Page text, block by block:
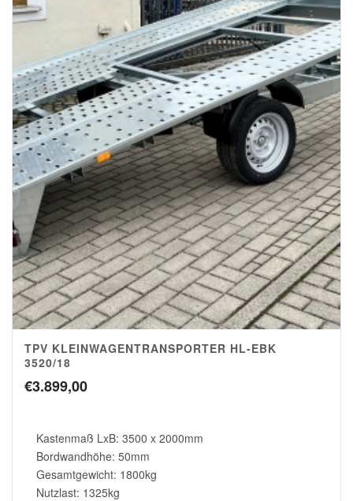
TPV KLEINWAGENTRANSPORTER HL-EBK
3520/18
€3.899,00
Kastenmaß LxB: 3500 x 2000mm
Bordwandhöhe: 50mm
Gesamtgewicht: 1800kg
Nutzlast: 1325kg